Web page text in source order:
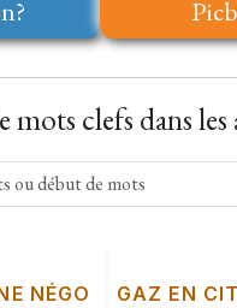
mots clefs dans les
NÉGO
GAZ EN